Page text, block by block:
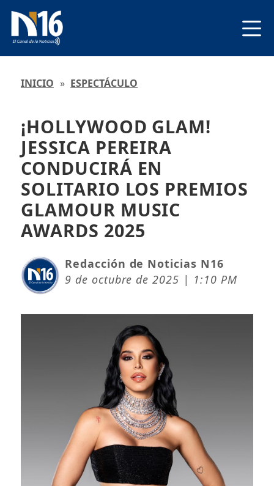
INICIO » ESPECTÁCULO
¡HOLLYWOOD GLAM!
JESSICA PEREIRA
CONDUCIRÁ EN
SOLITARIO LOS PREMIOS
GLAMOUR MUSIC
AWARDS 2025
Redacción de Noticias N16
9 de octubre de 2025 | 1:10 PM